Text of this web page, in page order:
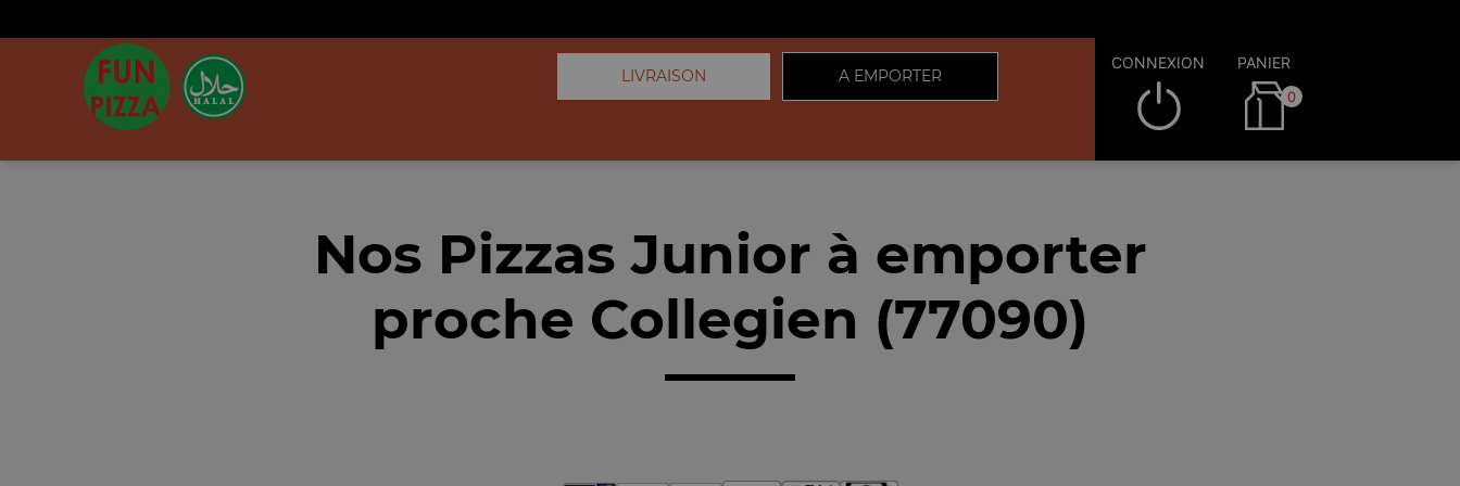
LIVRAISON A EMPORTER
CONNEXION PANIER
0
Nos Pizzas Junior à emporter
proche Collegien (77090)